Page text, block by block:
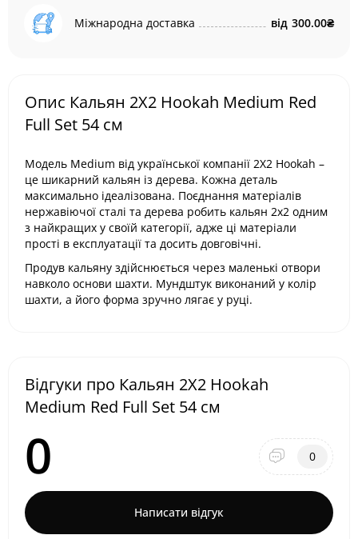
Міжнародна доставка від 300.00₴
Опис Кальян 2X2 Hookah Medium Red
Full Set 54 см
Модель Medium від української компанії 2X2 Hookah –
це шикарний кальян із дерева. Кожна деталь
максимально ідеалізована. Поєднання матеріалів
нержавіючої сталі та дерева робить кальян 2x2 одним
з найкращих у своїй категорії, адже ці матеріали
прості в експлуатації та досить довговічні.
Продув кальяну здійснюється через маленькі отвори
навколо основи шахти. Мундштук виконаний у колір
шахти, а його форма зручно лягає у руці.
Відгуки про Кальян 2X2 Hookah
Medium Red Full Set 54 см
0 0
Написати відгук